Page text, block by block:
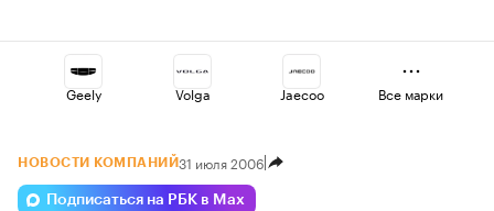
Geely Volga Jaecoo
Esteo Voyah Omoda
Все марки
НОВОСТИ КОМПАНИЙ31 июля 2006
Подписаться на РБК в Max